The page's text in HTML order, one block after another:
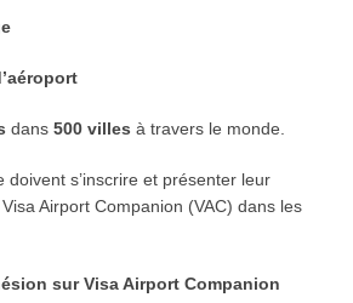
dans 500 villes à travers le monde.
doivent s’inscrire et présenter leur
Airport Companion (VAC) dans les
sur Visa Airport Companion